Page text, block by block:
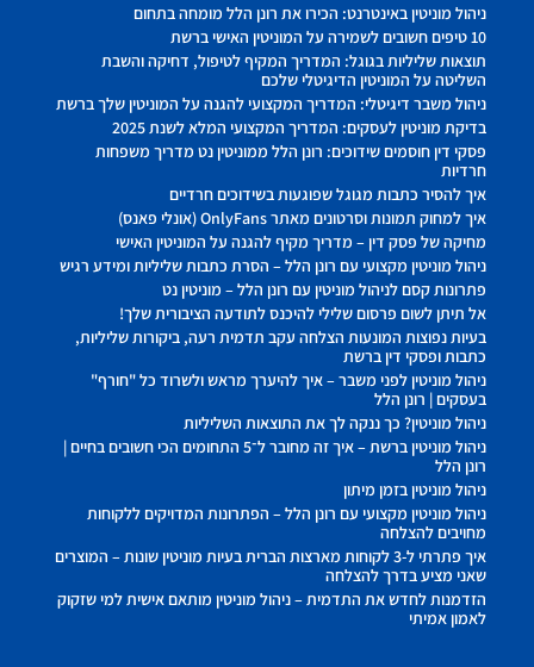
ניהול מוניטין באינטרנט: הכירו את רונן הלל מומחה בתחום
10 טיפים חשובים לשמירה על המוניטין האישי ברשת
תוצאות שליליות בגוגל: המדריך המקיף לטיפול, דחיקה והשבת
השליטה על המוניטין הדיגיטלי שלכם
ניהול משבר דיגיטלי: המדריך המקצועי להגנה על המוניטין שלך ברשת
בדיקת מוניטין לעסקים: המדריך המקצועי המלא לשנת 2025
פסקי דין חוסמים שידוכים: רונן הלל ממוניטין נט מדריך משפחות
חרדיות
איך להסיר כתבות מגוגל שפוגעות בשידוכים חרדיים
איך למחוק תמונות וסרטונים מאתר OnlyFans (אונלי פאנס)
מחיקה של פסק דין – מדריך מקיף להגנה על המוניטין האישי
ניהול מוניטין מקצועי עם רונן הלל – הסרת כתבות שליליות ומידע רגיש
פתרונות קסם לניהול מוניטין עם רונן הלל – מוניטין נט
אל תיתן לשום פרסום שלילי להיכנס לתודעה הציבורית שלך!
בעיות נפוצות המונעות הצלחה עקב תדמית רעה, ביקורות שליליות,
כתבות ופסקי דין ברשת
ניהול מוניטין לפני משבר – איך להיערך מראש ולשרוד כל "חורף"
בעסקים | רונן הלל
ניהול מוניטין? כך ננקה לך את התוצאות השליליות
ניהול מוניטין ברשת – איך זה מחובר ל־5 התחומים הכי חשובים בחיים |
רונן הלל
ניהול מוניטין בזמן מיתון
ניהול מוניטין מקצועי עם רונן הלל – הפתרונות המדויקים ללקוחות
מחויבים להצלחה
איך פתרתי ל-3 לקוחות מארצות הברית בעיות מוניטין שונות – המוצרים
שאני מציע בדרך להצלחה
הזדמנות לחדש את התדמית – ניהול מוניטין מותאם אישית למי שזקוק
לאמון אמיתי